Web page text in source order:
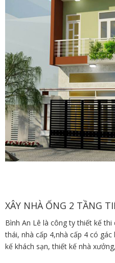
XÂY NHÀ ỐNG 2 TẦNG
Bình An Lê là công ty thiết kế
thái, nhà cấp 4,nhà cấp 4 có
kế khách sạn, thiết kế nhà
trên địa bàn các tỉnh Đồng Nai,